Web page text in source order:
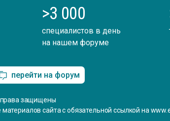
>3 000
специалистов в день
на нашем форуме
перейти на форум
права защищены
сайта с обязательной ссылкой на